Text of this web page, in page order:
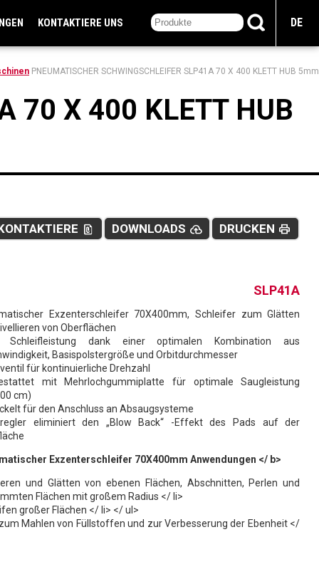
KONTAKTIERE UNS DE
PNEUMATISCHER SCHWINGSCHLEIFER SLP41A 70 X 400 KLETT HUB 5mm
70 X 400 KLETT HUB
DRUCKEN print
DOWNLOADS cloud_upload
file_present
SLP41A
Exzenterschleifer 70X400mm, Schleifer zum Glätten
von Oberflächen
Schleifleistung dank einer optimalen Kombination aus
Basispolstergröße und Orbitdurchmesser
für kontinuierliche Drehzahl
mit Mehrlochgummiplatte für optimale Saugleistung
cm)
für den Anschluss an Absaugsysteme
eliminiert den „Blow Back“ -Effekt des Pads auf der
Exzenterschleifer 70X400mm Anwendungen </ b>
und Glätten von ebenen Flächen, Abschnitten, Perlen und
Flächen mit großem Radius </ li>
großer Flächen </ li> </ ul>
Mahlen von Füllstoffen und zur Verbesserung der Ebenheit </